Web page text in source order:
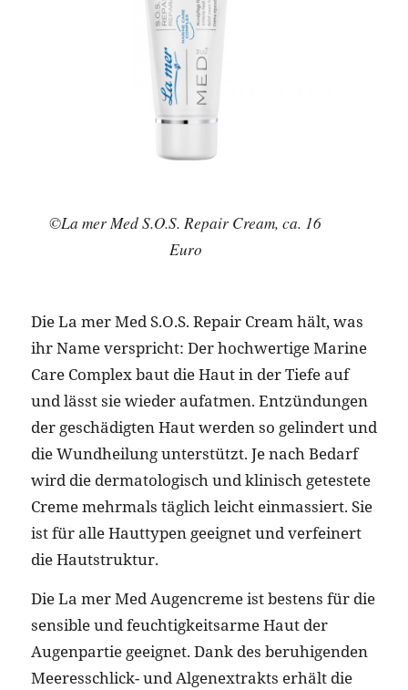
©La mer Med S.O.S. Repair Cream, ca. 16
Euro
Die La mer Med S.O.S. Repair Cream hält, was
ihr Name verspricht: Der hochwertige Marine
Care Complex baut die Haut in der Tiefe auf
und lässt sie wieder aufatmen. Entzündungen
der geschädigten Haut werden so gelindert und
die Wundheilung unterstützt. Je nach Bedarf
wird die dermatologisch und klinisch getestete
Creme mehrmals täglich leicht einmassiert. Sie
ist für alle Hauttypen geeignet und verfeinert
die Hautstruktur.
Die La mer Med Augencreme ist bestens für die
sensible und feuchtigkeitsarme Haut der
Augenpartie geeignet. Dank des beruhigenden
Meeresschlick- und Algenextrakts erhält die